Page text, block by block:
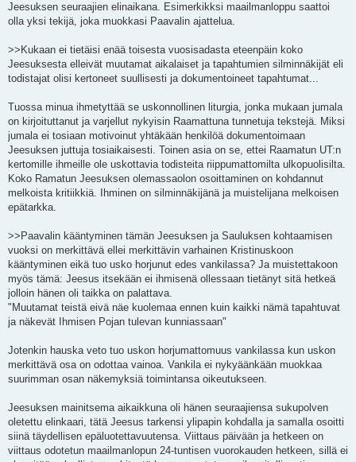
Jeesuksen seuraajien elinaikana. Esimerkikksi maailmanloppu saattoi
olla yksi tekijä, joka muokkasi Paavalin ajattelua.
>>Kukaan ei tietäisi enää toisesta vuosisadasta eteenpäin koko
Jeesuksesta elleivät muutamat aikalaiset ja tapahtumien silminnäkijät eli
todistajat olisi kertoneet suullisesti ja dokumentoineet tapahtumat...
Tuossa minua ihmetyttää se uskonnollinen liturgia, jonka mukaan jumala
on kirjoituttanut ja varjellut nykyisin Raamattuna tunnetuja tekstejä. Miksi
jumala ei tosiaan motivoinut yhtäkään henkilöä dokumentoimaan
Jeesuksen juttuja tosiaikaisesti. Toinen asia on se, ettei Raamatun UT:n
kertomille ihmeille ole uskottavia todisteita riippumattomilta ulkopuolisilta.
Koko Ramatun Jeesuksen olemassaolon osoittaminen on kohdannut
melkoista kritiikkiä. Ihminen on silminnäkijänä ja muistelijana melkoisen
epätarkka.
>>Paavalin kääntyminen tämän Jeesuksen ja Sauluksen kohtaamisen
vuoksi on merkittävä ellei merkittävin varhainen Kristinuskoon
kääntyminen eikä tuo usko horjunut edes vankilassa? Ja muistettakoon
myös tämä: Jeesus itsekään ei ihmisenä ollessaan tietänyt sitä hetkeä
jolloin hänen oli taikka on palattava.
"Muutamat teistä eivä näe kuolemaa ennen kuin kaikki nämä tapahtuvat
ja näkevät Ihmisen Pojan tulevan kunniassaan"
Jotenkin hauska veto tuo uskon horjumattomuus vankilassa kun uskon
merkittävä osa on odottaa vainoa. Vankila ei nykyäänkään muokkaa
suurimman osan näkemyksiä toimintansa oikeutukseen.
Jeesuksen mainitsema aikaikkuna oli hänen seuraajiensa sukupolven
oletettu elinkaari, tätä Jeesus tarkensi ylipapin kohdalla ja samalla osoitti
siinä täydellisen epäluotettavuutensa. Viittaus päivään ja hetkeen on
viittaus odotetun maailmanlopun 24-tuntisen vuorokauden hetkeen, sillä ei